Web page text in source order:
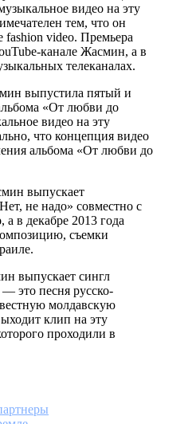
видео на эту
тем, что он
fashion video. Премьера
канале Жасмин, а в
телеканалах.
выпустила пятый и
«От любви до
видео на эту
что концепция видео
альбома «От любви до
выпускает
не надо» совместно с
, а в декабре 2013 года
съемки
выпускает сингл
это песня русско-
молдавскую
клип на эту
проходили в